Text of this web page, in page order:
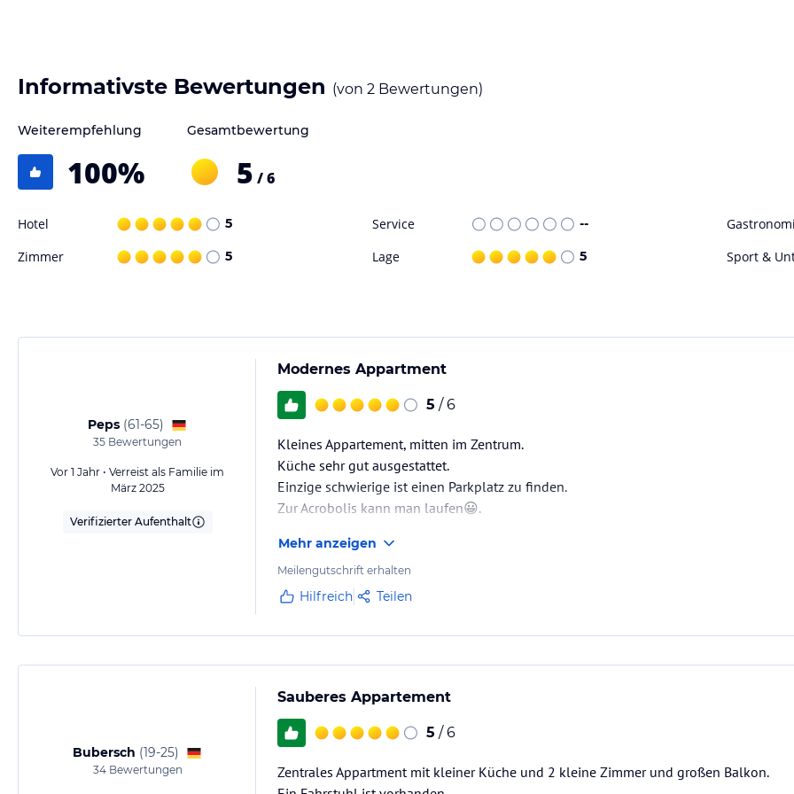
Informativste Bewertungen (von 2 Bewertungen)
Weiterempfehlung
100%
Gesamtbewertung
5 / 6
Hotel 5 Service --
Zimmer 5 Lage 5 Sport &
Peps (61-65)
35 Bewertungen
Vor 1 Jahr • Verreist als Familie im
März 2025
Verifizierter Aufenthalt
Modernes Appartment
5 / 6
Kleines Appartement, mitten im Zentrum.
Küche sehr gut ausgestattet.
Einzige schwierige ist einen Parkplatz zu finden.
Zur Acrobolis kann man laufen😀.
Mehr anzeigen
Meilengutschrift erhalten
Hilfreich Teilen
Bubersch (19-25)
34Bewertungen
Sauberes Appartement
5 / 6
Zentrales Appartment mit kleiner Küche und 2 kleine Zimmer und großen Balkon.